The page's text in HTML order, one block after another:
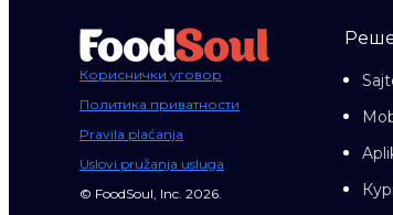
Кориснички уговор
Политика приватности
Pravila plaćanja
Uslovi pružanja usluga
© FoodSoul, Inc. 2026.